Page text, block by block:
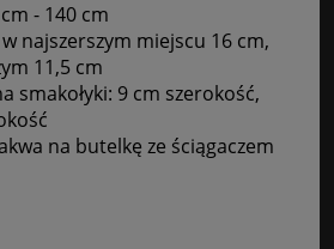
- 140 cm
najszerszym miejscu 16 cm,
11,5 cm
smakołyki: 9 cm szerokość,
na butelkę ze ściągaczem